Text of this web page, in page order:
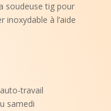
soudeuse tig pour
inoxydable à l’aide
travail
samedi